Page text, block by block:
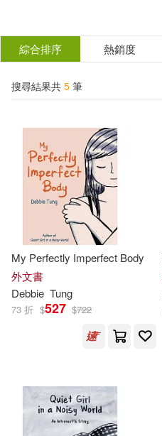
結
分類 (單選)
所有商品(5) 圖書
作者 (可複選)
Debbie(5)
出版社 (可複選)
Ingram(5)
配送方式 (可複選)
綜合排序 熱銷度
搜尋結果共 5 筆
My Perfectly Imperfect Body
外文書
Debbie Tung
73 折 $527 $722